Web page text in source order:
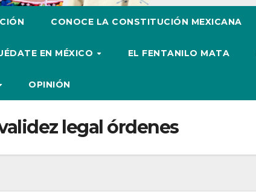
CONOCE LA CONSTITUCIÓN MEXICANA
EN MÉXICO EL FENTANILO MATA
OPINIÓN
legal órdenes